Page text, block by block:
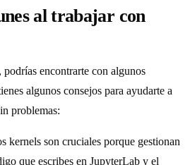
al trabajar con
encontrarte con algunos
algunos consejos para ayudarte a
problemas:
kernels son cruciales porque gestionan
que escribes en JupyterLab y el